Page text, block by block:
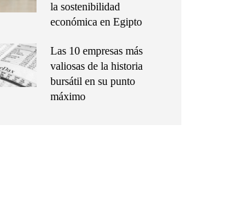
la sostenibilidad
económica en Egipto
Las 10 empresas más
valiosas de la historia
bursátil en su punto
máximo